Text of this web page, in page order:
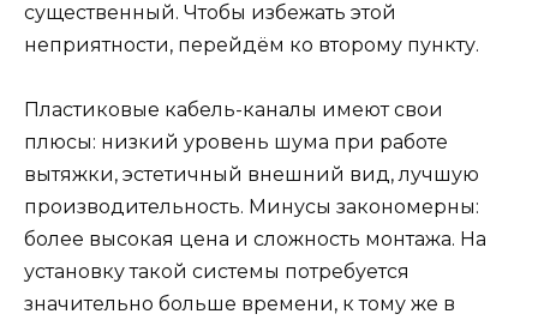
существенный. Чтобы избежать этой
неприятности, перейдём ко второму пункту.
Пластиковые кабель-каналы имеют свои
плюсы: низкий уровень шума при работе
вытяжки, эстетичный внешний вид, лучшую
производительность. Минусы закономерны:
более высокая цена и сложность монтажа. На
установку такой системы потребуется
значительно больше времени, к тому же в